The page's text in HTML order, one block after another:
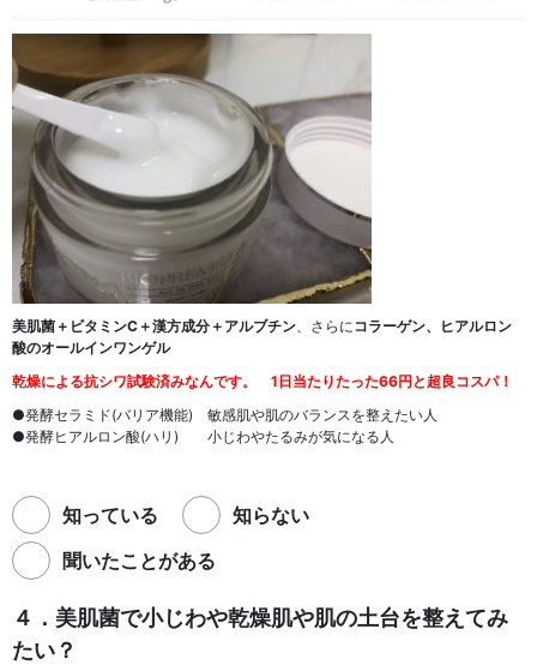
美肌菌＋ビタミンC＋漢方成分＋アルブチン、さらにコラーゲン、ヒアルロン
酸のオールインワンゲル
乾燥による抗シワ試験済みなんです。 1日当たりたった66円と超良コスパ！
●発酵セラミド(バリア機能) 敏感肌や肌のバランスを整えたい人
●発酵ヒアルロン酸(ハリ) 小じわやたるみが気になる人
知っている
知らない
聞いたことがある
４．美肌菌で小じわや乾燥肌や肌の土台を整えてみ
たい？